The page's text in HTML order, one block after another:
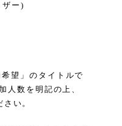
ー )
望」のタイトルで
人数を明記の上、
い。